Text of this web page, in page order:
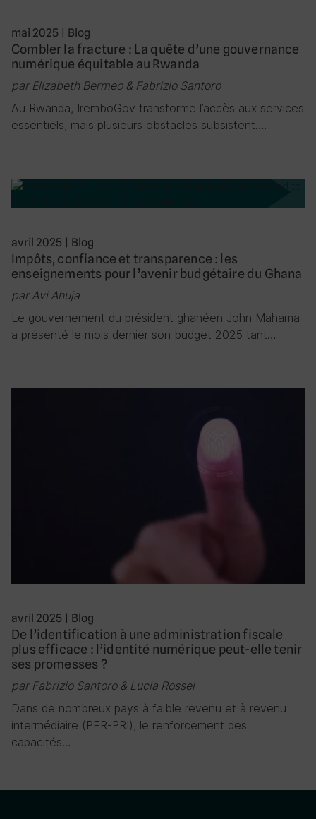
mai 2025 | Blog
Combler la fracture : La quête d’une gouvernance
numérique équitable au Rwanda
par Elizabeth Bermeo & Fabrizio Santoro
Au Rwanda, IremboGov transforme l’accès aux services
essentiels, mais plusieurs obstacles subsistent….
avril 2025 | Blog
Impôts, confiance et transparence : les
enseignements pour l’avenir budgétaire du Ghana
par Avi Ahuja
Le gouvernement du président ghanéen John Mahama
a présenté le mois dernier son budget 2025 tant…
avril 2025 | Blog
De l’identification à une administration fiscale
plus efficace : l’identité numérique peut-elle tenir
ses promesses ?
par Fabrizio Santoro & Lucia Rossel
Dans de nombreux pays à faible revenu et à revenu
intermédiaire (PFR-PRI), le renforcement des
capacités…